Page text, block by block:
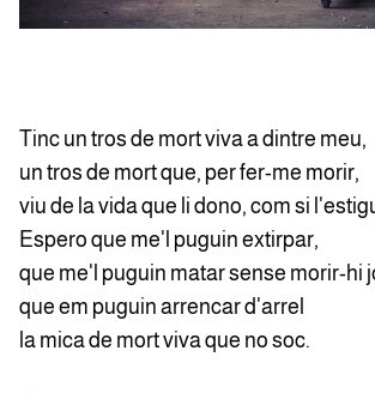
Tinc un tros de mort viva a dintre meu,
un tros de mort que, per fer-me morir,
viu de la vida que li dono, com si
Espero que me'l puguin extirpar,
que me'l puguin matar sense morir-hi
que em puguin arrencar d'arrel
la mica de mort viva que no soc.